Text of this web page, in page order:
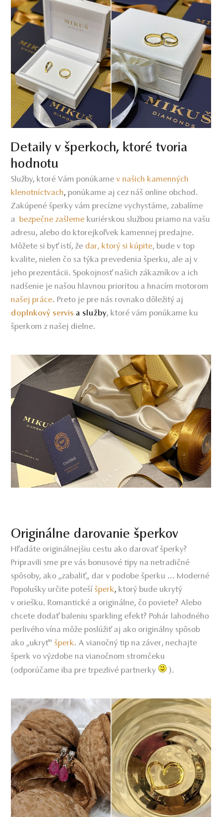
Detaily v šperkoch, ktoré tvoria
hodnotu
Služby, ktoré Vám ponúkamev našich kamenných
klenotníctvach, ponúkame aj cez náš online obchod.
Zakúpené šperky vám precízne vychystáme, zabalíme
a bezpečne zašleme kuriérskou službou priamo na vašu
adresu, alebo do ktorejkoľvek kamennej predajne.
Môžete si byť istí, že dar, ktorý si kúpite, bude v top
kvalite, nielen čo sa týka prevedenia šperku, ale aj v
jeho prezentácii. Spokojnosť našich zákazníkov a ich
nadšenie je našou hlavnou prioritou a hnacím motorom
našej práce. Preto je pre nás rovnako dôležitý aj
doplnkový servis a služby, ktoré vám ponúkame ku
šperkom z našej dielne.
Originálne darovanie šperkov
Hľadáte originálnejšiu cestu ako darovať šperky?
Pripravili sme pre vás bonusové tipy na netradičné
spôsoby, ako „zabaliť„ dar v podobe šperku ... Moderné
Popolušky určite potešíšperk,ktorý bude ukrytý
v oriešku. Romantické a originálne, čo poviete? Alebo
chcete dodať baleniu sparkling efekt? Pohár lahodného
perlivého vína môže poslúžiť aj ako originálny spôsob
ako „ukryť“ šperk. A vianočný tip na záver, nechajte
šperk vo výzdobe na vianočnom stromčeku
(odporúčame iba pre trpezlivé partnerky
).